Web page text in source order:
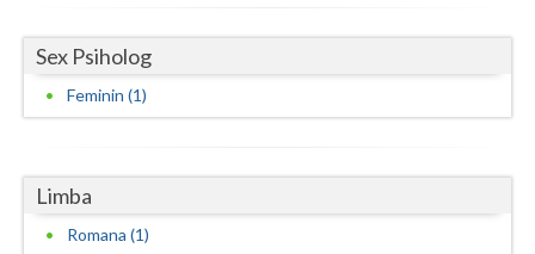
Sibiu
Suceava
Timis
Tulcea
Sex Psiholog
Feminin (1)
Limba
Romana (1)